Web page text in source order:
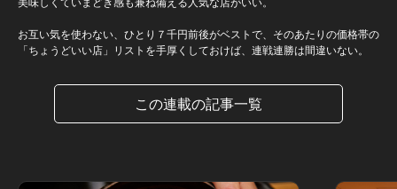
お互い気を使わない、ひとり７千円前後がベストで、そのあたりの価格帯の
「ちょうどいい店」リストを手厚くしておけば、連戦連勝は間違いない。
この連載の記事一覧